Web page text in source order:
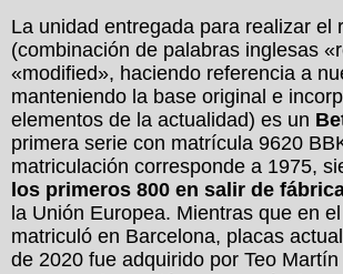
La unidad entregada para realizar el
(combinación de palabras inglesas
«modified», haciendo referencia a
manteniendo la base original e
elementos de la actualidad) es un
primera serie con matrícula 9620
matriculación corresponde a 1975,
los primeros 800 en salir de
la Unión Europea. Mientras que en
matriculó en Barcelona, placas
de 2020 fue adquirido por Teo